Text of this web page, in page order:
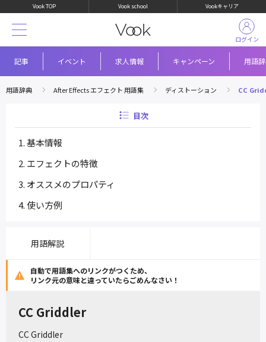
Vook TOP Vook school Vookキャリア
記事 イベント 求人情報 キャンペーン 用語
ログイン
用語辞典 After Effects エフェクト 用語集 ディストーション CC
目次
基本情報
エフェクトの特徴
オススメのプロパティ
使い方例
用語解説
自動で用語集へのリンクがつくため、
リンク元の意味と違っていたらごめんなさい！
CC Griddler
CC Griddler